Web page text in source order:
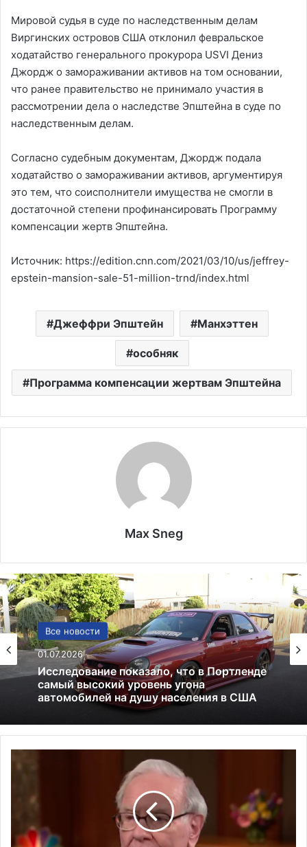
Мировой судья в суде по наследственным делам
Виргинских островов США отклонил февральское
ходатайство генерального прокурора USVI Дениз
Джордж о замораживании активов на том основании,
что ранее правительство не принимало участия в
рассмотрении дела о наследстве Эпштейна в суде по
наследственным делам.
Согласно судебным документам, Джордж подала
ходатайство о замораживании активов, аргументируя
это тем, что соисполнители имущества не смогли в
достаточной степени профинансировать Программу
компенсации жертв Эпштейна.
Источник: https://edition.cnn.com/2021/03/10/us/jeffrey-
epstein-mansion-sale-51-million-trnd/index.html
Джеффри Эпштейн Манхэттен
особняк
Программа компенсации жертвам Эпштейна
Max Sneg
Все новости
01.07.2026
Исследование показало, что в Портленде
самый высокий уровень угона
автомобилей на душу населения в США
США
13.06.2025
Америка имеет огромный избыток сыра